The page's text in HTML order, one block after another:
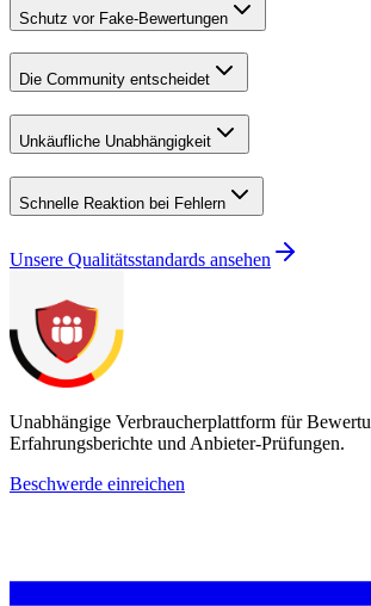
Schutz vor Fake-Bewertungen
Die Community entscheidet
Unkäufliche Unabhängigkeit
Schnelle Reaktion bei Fehlern
Unsere Qualitätsstandards ansehen
Unabhängige Verbraucherplattform für
Erfahrungsberichte und Anbieter-Prüfungen.
Beschwerde einreichen